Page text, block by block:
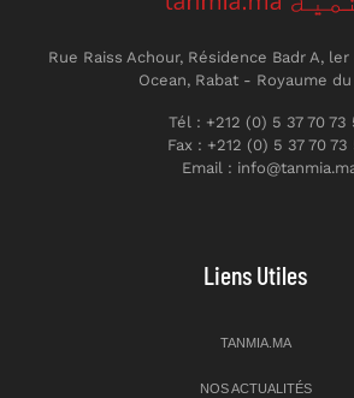
Rue Raiss Achour, Résidence Badr A,
Ocean, Rabat - Royaume
Tél : +212 (0) 5 37 70 73
Fax : +212 (0) 5 37 70 73
Email :
Liens Utiles
TANMIA.MA
NOS ACTUALITÉS